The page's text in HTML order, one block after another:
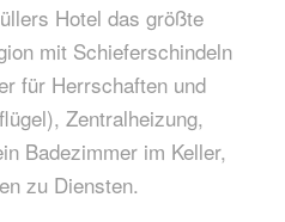
Hotel das größte
mit Schieferschindeln
für Herrschaften und
Zentralheizung,
Badezimmer im Keller,
zu Diensten.